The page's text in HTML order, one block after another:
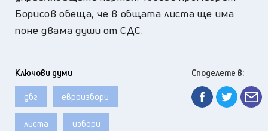
Борисов обеща, че в общата листа ще има
поне двама души от СДС.
Ключови думи
дбг евроизбори
листа избори
Споделете в: